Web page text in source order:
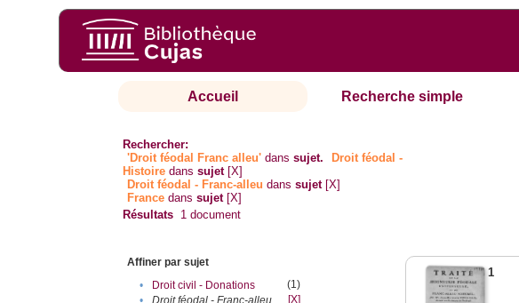
Accueil Recherche simple
Rechercher:
'Droit féodal Franc alleu' danssujet.
Droit féodal -
Histoire danssujet [X]
Droit féodal - Franc-alleu‎ danssujet [X]
France danssujet [X]
Résultats 1 document
Affiner par sujet
•
Droit civil - Donations
(1)
[X]
1